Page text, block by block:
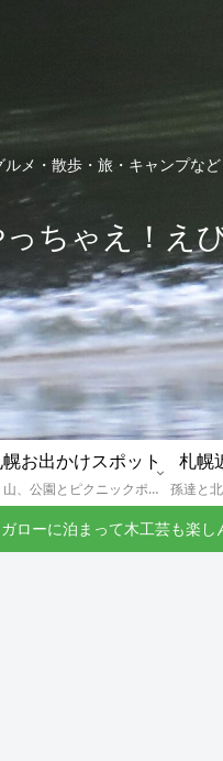
メ・散歩・旅・キャンプな
ちゃえ！え
お出かけスポット
海、山、公園とピクニックポイントや名所、旧跡などなど、、、、、札幌はもとより郊外の無理なく日帰りでいって帰ってこれるお出かけスポットを孫っち達（小学５、３年生、幼稚園年長さんの３人）とえびGがお出かけをして紹介しているページです。
札幌
ーに泊まって木工芸も楽し